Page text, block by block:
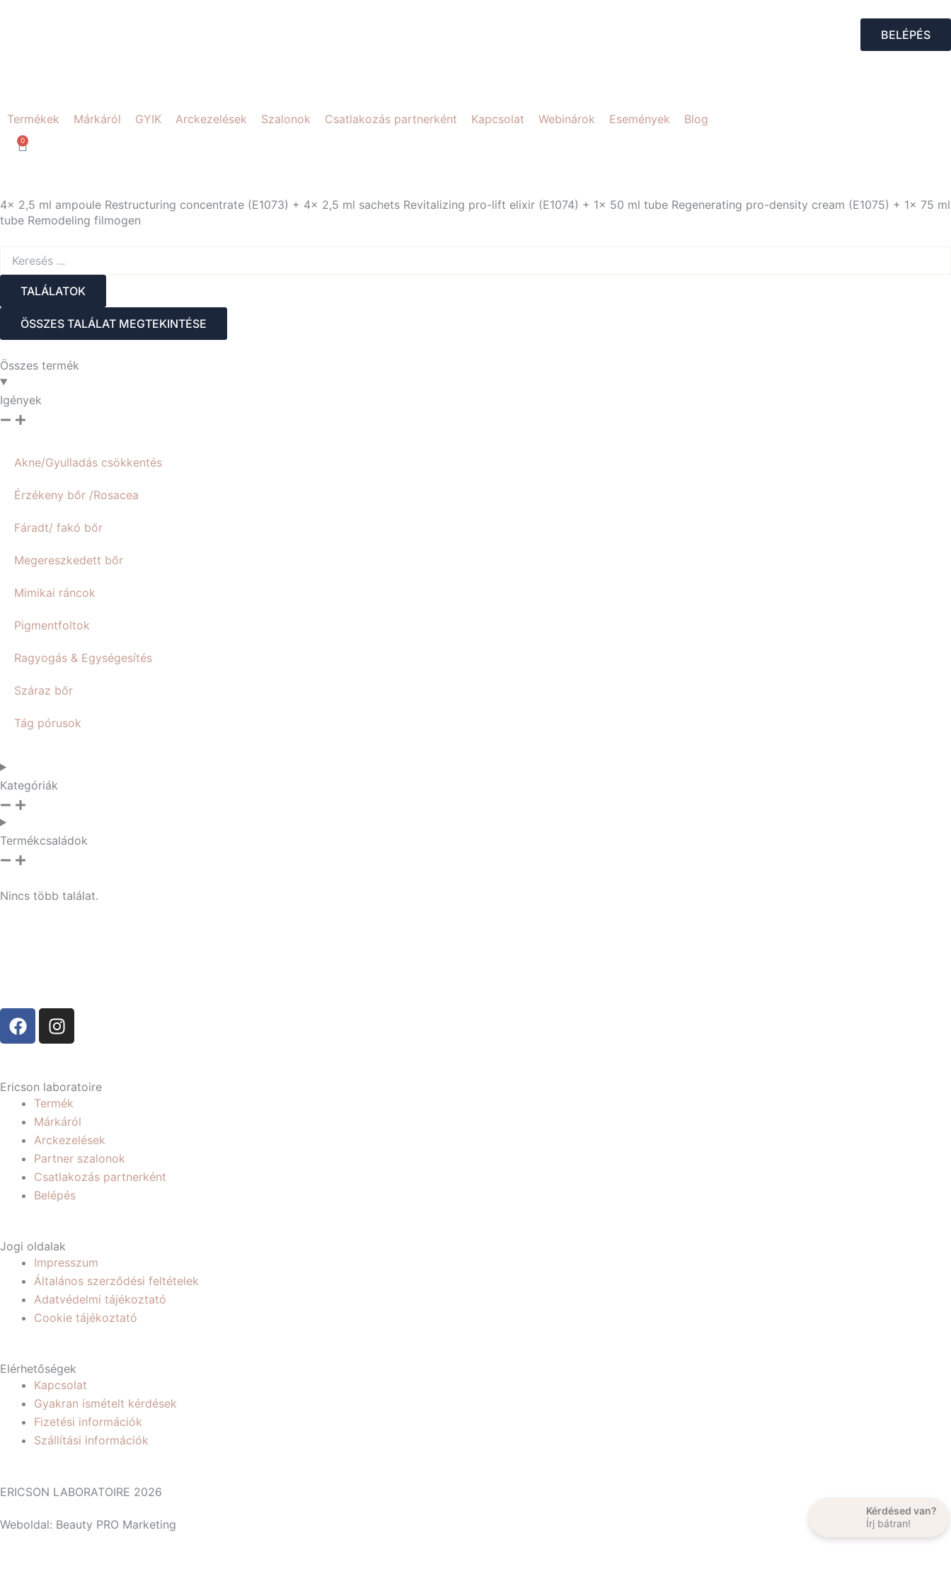
BELÉPÉS
Termékek Márkáról GYIK Arckezelések Szalonok Csatlakozás partnerként Kapcsolat Webinárok Események Blog
0
Kosár
4x 2,5 ml ampoule Restructuring concentrate (E1073) + 4x 2,5 ml sachets Revitalizing pro-lift elixir (E1074) + 1x 50 ml tube Regenerating pro-density cream (E1075) + 1x 75 ml
tube Remodeling filmogen
TALÁLATOK
ÖSSZES TALÁLAT MEGTEKINTÉSE
Összes termék
Igények
Akne/Gyulladás csökkentés
Érzékeny bőr /Rosacea
Fáradt/ fakó bőr
Megereszkedett bőr
Mimikai ráncok
Pigmentfoltok
Ragyogás & Egységesítés
Száraz bőr
Tág pórusok
Kategóriák
Termékcsaládok
Nincs több találat.
F
a
b
o
o
k
I
n
a
g
r
a
m
Ericson laboratoire
Termék
Márkáról
Arckezelések
Partner szalonok
Csatlakozás partnerként
Belépés
Jogi oldalak
Impresszum
Általános szerződési feltételek
Adatvédelmi tájékoztató
Cookie tájékoztató
Elérhetőségek
Kapcsolat
Gyakran ismételt kérdések
Fizetési információk
Szállítási információk
ERICSON LABORATOIRE 2026
Weboldal: Beauty PRO Marketing
Kérdésed van?
Írj bátran!